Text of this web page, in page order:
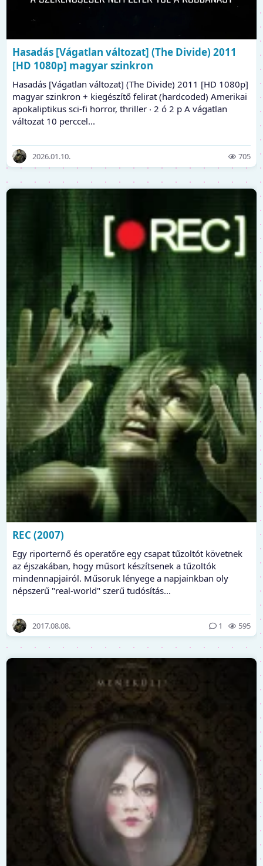
Hasadás [Vágatlan változat] (The Divide) 2011
[HD 1080p] magyar szinkron
Hasadás [Vágatlan változat] (The Divide) 2011 [HD 1080p]
magyar szinkron + kiegészítő felirat (hardcoded) Amerikai
apokaliptikus sci-fi horror, thriller ‧ 2 ó 2 p A vágatlan
változat 10 perccel...
2026.01.10. 705
REC (2007)
Egy riporternő és operatőre egy csapat tűzoltót követnek
az éjszakában, hogy műsort készítsenek a tűzoltók
mindennapjairól. Műsoruk lényege a napjainkban oly
népszerű "real-world" szerű tudósítás...
2017.08.08. 1 595